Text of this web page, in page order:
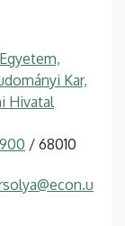
Kar,
Hivatal
/ 68010